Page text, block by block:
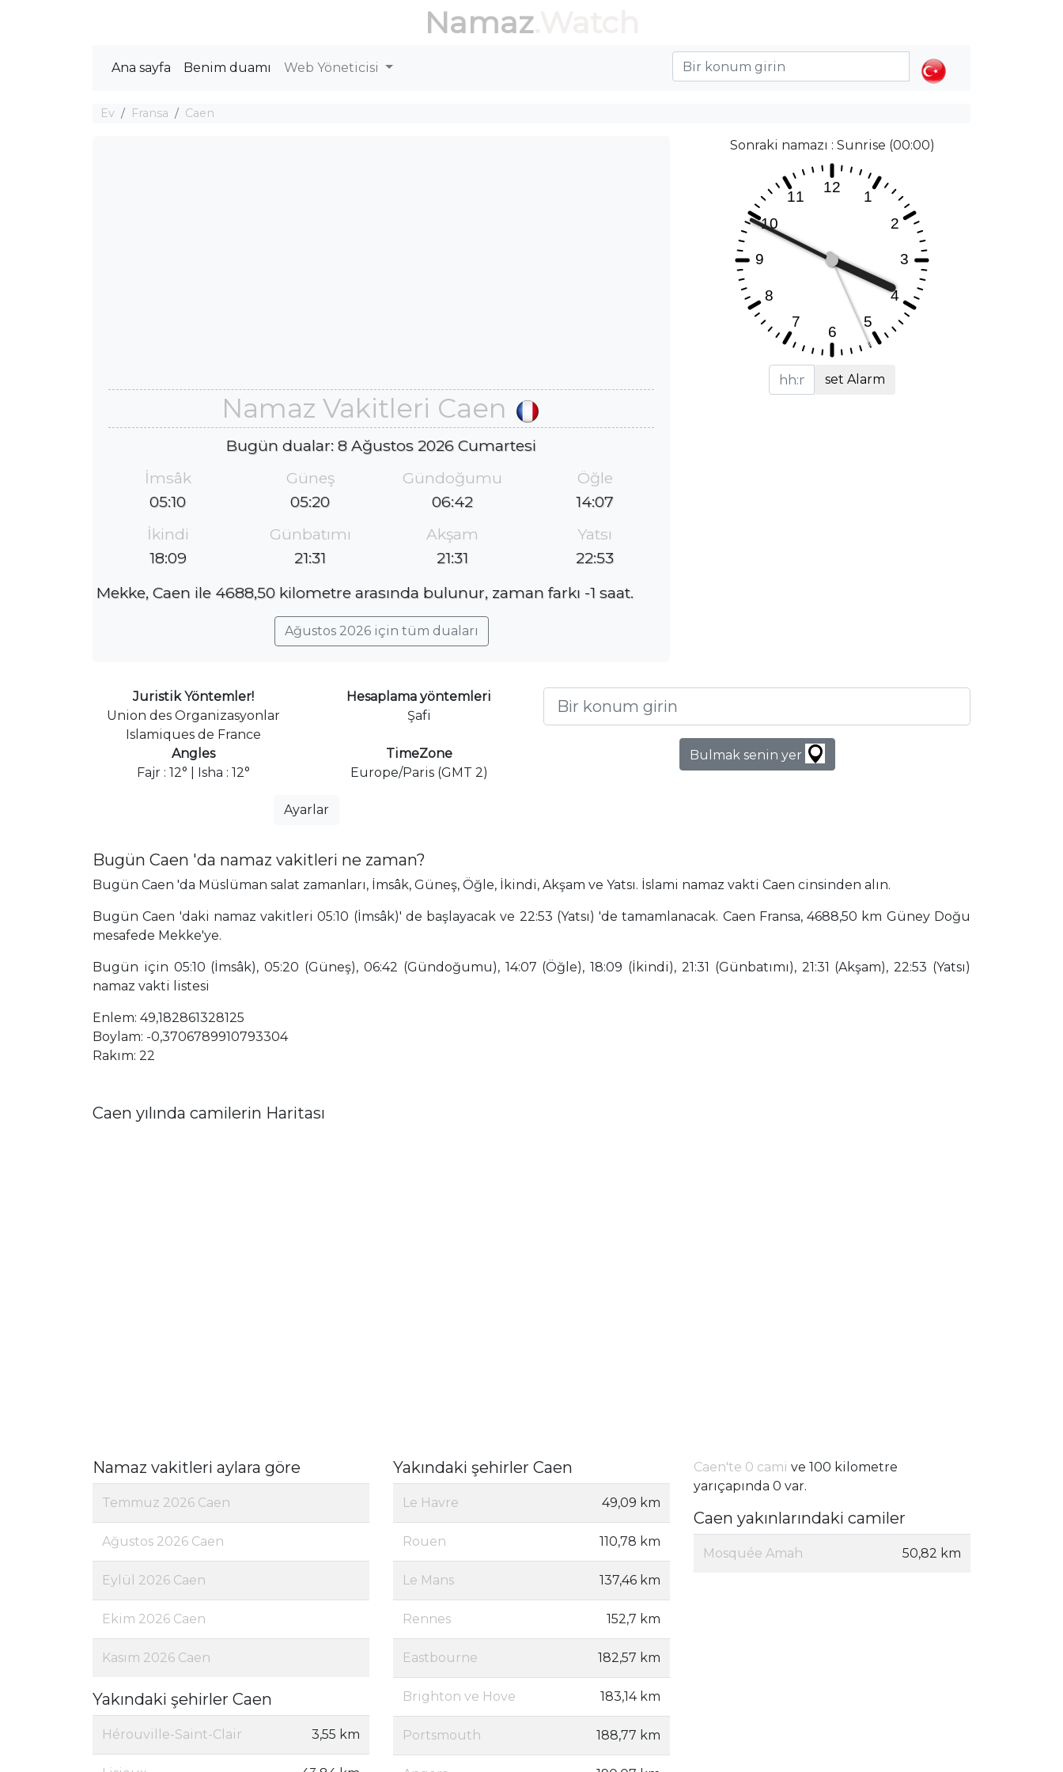
Namaz.Watch
Ana sayfa Benim duamı Web Yöneticisi
Ev Fransa Caen
Namaz Vakitleri Caen
Bugün dualar: 8 Ağustos 2026 Cumartesi
İmsâk
05:10
Güneş
05:20
Gündoğumu
06:42
Öğle
14:07
İkindi
18:09
Günbatımı
21:31
Akşam
21:31
Yatsı
22:53
Mekke, Caen ile 4688,50 kilometre arasında bulunur, zaman farkı -1 saat.
Ağustos 2026 için tüm duaları
Sonraki namazı : Sunrise (00:00)
set Alarm
Juristik Yöntemler!
Union des Organizasyonlar
Islamiques de France
Hesaplama yöntemleri
Şafi
Angles
Fajr : 12° | Isha : 12°
TimeZone
Europe/Paris (GMT 2)
Ayarlar
Bulmak senin yer
Bugün Caen 'da namaz vakitleri ne zaman?
Bugün Caen 'da Müslüman salat zamanları, İmsâk, Güneş, Öğle, İkindi, Akşam ve Yatsı. İslami namaz vakti Caen cinsinden alın.
Bugün Caen 'daki namaz vakitleri 05:10 (İmsâk)' de başlayacak ve 22:53 (Yatsı) 'de tamamlanacak. Caen Fransa, 4688,50 km Güney Doğu
mesafede Mekke'ye.
Bugün için 05:10 (İmsâk), 05:20 (Güneş), 06:42 (Gündoğumu), 14:07 (Öğle), 18:09 (İkindi), 21:31 (Günbatımı), 21:31 (Akşam), 22:53 (Yatsı)
namaz vakti listesi
Enlem: 49,182861328125
Boylam: -0,3706789910793304
Rakım: 22
Caen yılında camilerin Haritası
Namaz vakitleri aylara göre
Temmuz 2026 Caen
Ağustos 2026 Caen
Eylül 2026 Caen
Ekim 2026 Caen
Kasım 2026 Caen
Yakındaki şehirler Caen
Hérouville-Saint-Clair 3,55 km
Yakındaki şehirler Caen
Le Havre 49,09 km
Rouen 110,78 km
Le Mans 137,46 km
Rennes 152,7 km
Eastbourne 182,57 km
Brighton ve Hove 183,14 km
Portsmouth 188,77 km
Caen'te 0 cami ve 100 kilometre
yarıçapında 0 var.
Caen yakınlarındaki camiler
Mosquée Amah 50,82 km